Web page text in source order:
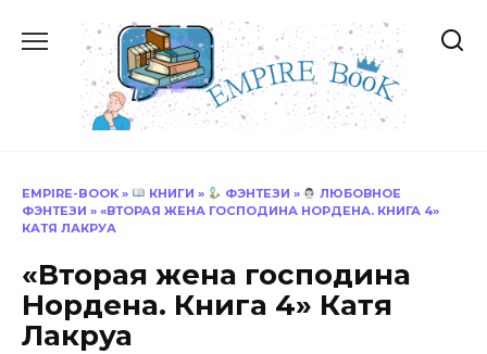
содержанию
EMPIRE-BOOK » КНИГИ » ФЭНТЕЗИ »
ЛЮБОВНОЕ
ФЭНТЕЗИ » «ВТОРАЯ ЖЕНА ГОСПОДИНА НОРДЕНА. КНИГА 4»
КАТЯ ЛАКРУА
«Вторая жена господина
Нордена. Книга 4» Катя
Лакруа